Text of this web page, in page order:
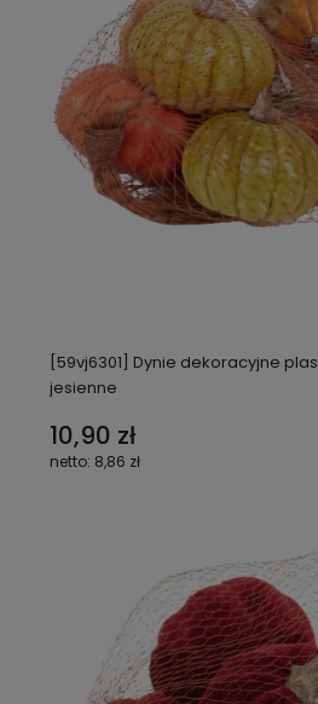
[59vj6301] Dynie dekoracyjne
jesienne
10,90 zł
8,86 zł